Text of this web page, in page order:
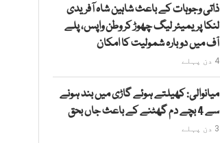
ذاتی وجوہات کے باعث شاہین شاہ آفریدی
لنکا پریمیئر لیگ چھوڑ کر وطن واپس، پلے
آف میں دوبارہ شمولیت کا امکان
4 دن پہلے
میانوالی: کھیلتے ہوئے گاڑی میں بند ہونے
سے 4 بچے دم گھٹنے کے باعث جاں بحق
3 دن پہلے